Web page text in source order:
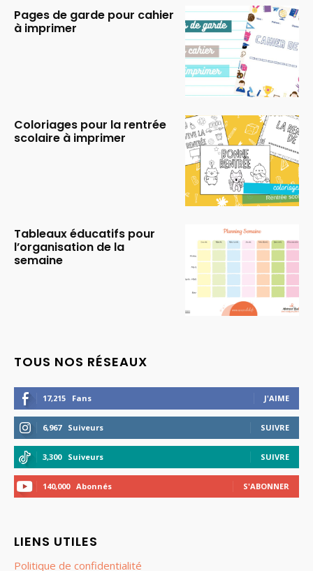
Pages de garde pour cahier
à imprimer
Coloriages pour la rentrée
scolaire à imprimer
Tableaux éducatifs pour
l’organisation de la
semaine
TOUS NOS RÉSEAUX
17,215 Fans J'AIME
6,967 Suiveurs SUIVRE
3,300 Suiveurs SUIVRE
140,000 Abonnés S'ABONNER
LIENS UTILES
Politique de confidentialité